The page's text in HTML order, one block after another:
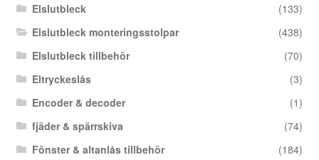
Elslutbleck
(133)
Elslutbleck monteringsstolpar
(438)
Elslutbleck tillbehör
(70)
Eltryckeslås
(3)
Encoder & decoder
(1)
fjäder & spärrskiva
(74)
Fönster & altanlås tillbehör
(184)